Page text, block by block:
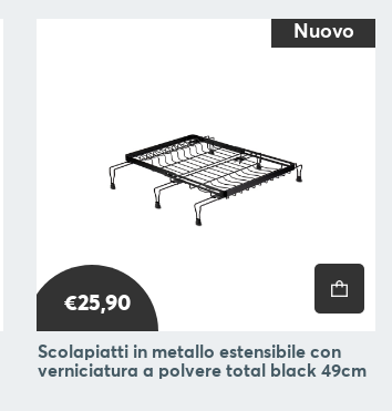
Nuovo
€25,90
Scolapiatti in metallo estensibile con
verniciatura a polvere total black 49cm